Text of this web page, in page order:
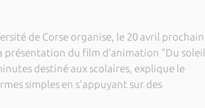
de Corse organise, le 20 avril prochain
présentation du film d’animation "Du soleil
destiné aux scolaires, explique le
simples en s'appuyant sur des